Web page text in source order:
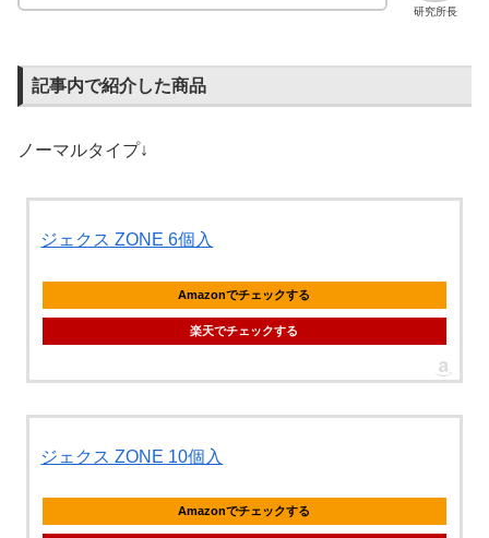
研究所長
記事内で紹介した商品
ノーマルタイプ↓
ジェクス ZONE 6個入
Amazonでチェックする
楽天でチェックする
ジェクス ZONE 10個入
Amazonでチェックする